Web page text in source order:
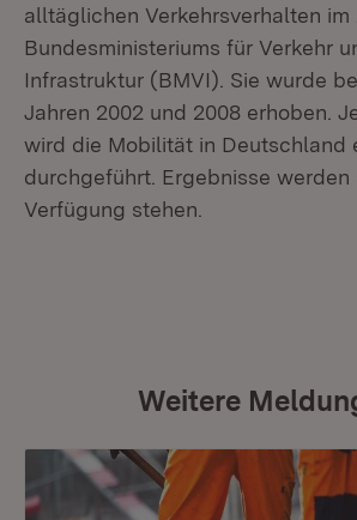
alltäglichen Verkehrsverhalten
Bundesministeriums für Verkehr
Infrastruktur (BMVI). Sie wurde
Jahren 2002 und 2008 erhoben.
wird die Mobilität in Deutschland
durchgeführt. Ergebnisse werden
Verfügung stehen.
Weitere